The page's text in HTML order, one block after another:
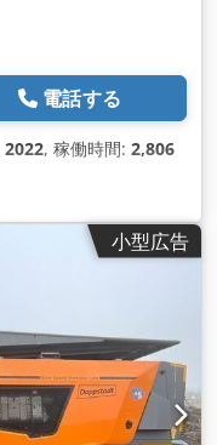
電話する
2022, 稼働時間: 2,806
小型広告